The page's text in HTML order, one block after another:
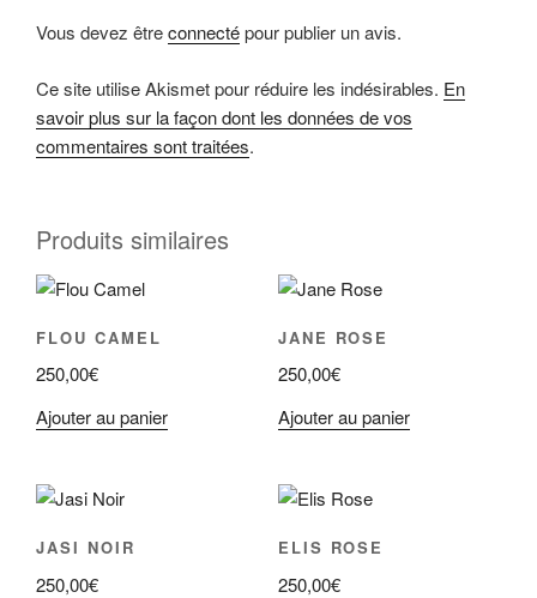
Vous devez êtreconnectépour publier un avis.
Ce site utilise Akismet pour réduire les indésirables. En
savoir plus sur la façon dont les données de vos
commentaires sont traitées.
Produits similaires
FLOU CAMEL
250,00€
Ajouter au panier
JANE ROSE
250,00€
Ajouter au panier
JASI NOIR
250,00€
ELIS ROSE
250,00€